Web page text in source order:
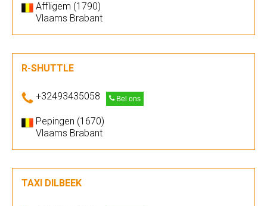
Affligem (1790)
Vlaams Brabant
R-SHUTTLE
+32493435058 Bel ons
Pepingen (1670)
Vlaams Brabant
TAXI DILBEEK